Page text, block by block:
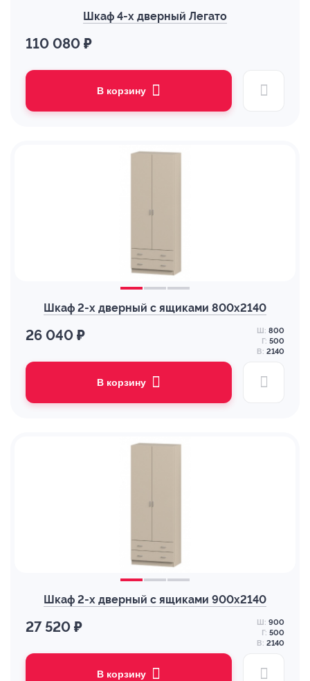
Шкаф 4-х дверный Легато
110 080 ₽
В корзину
Шкаф 2-х дверный с ящиками 800х2140
26 040 ₽ Ш: 800
Г: 500
В: 2140
В корзину
Шкаф 2-х дверный с ящиками 900х2140
27 520 ₽ Ш: 900
Г: 500
В: 2140
В корзину